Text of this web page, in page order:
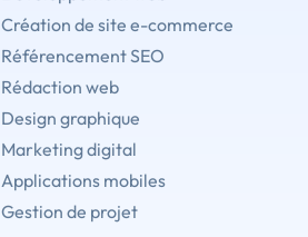
Création de site e-commerce
Référencement SEO
Rédaction web
Design graphique
Marketing digital
Applications mobiles
Gestion de projet